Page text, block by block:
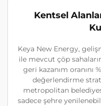
Kentsel
Keya New Energy,
ile mevcut çöp
geri kazanım oranını
değerlendirme
metropolitan
sadece şehre